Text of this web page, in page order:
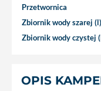
Przetwornica
Zbiornik wody szarej (l)
Zbiornik wody czystej
OPIS